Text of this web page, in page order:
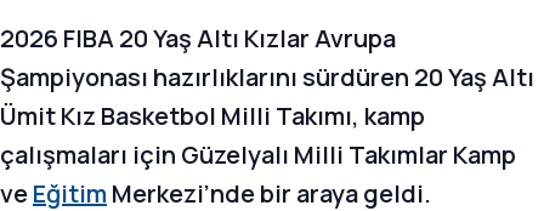
2026 FIBA 20 Yaş Altı Kızlar Avrupa
Şampiyonası hazırlıklarını sürdüren 20 Yaş Altı
Ümit Kız Basketbol Milli Takımı, kamp
çalışmaları için Güzelyalı Milli Takımlar Kamp
veEğitim Merkezi’nde bir araya geldi.